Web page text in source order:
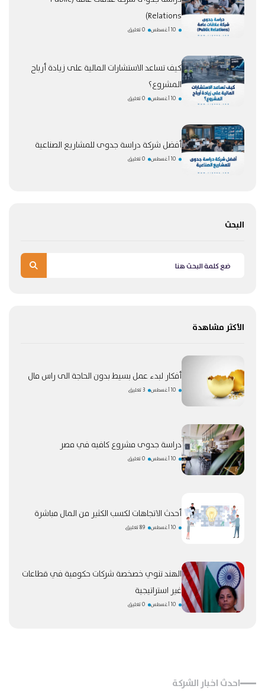
Relations)
10 أغسطس 0 تعليق
كيف تساعد الاستشارات المالية على زيادة أرباح
المشروع؟
10 أغسطس 0 تعليق
أفضل شركة دراسة جدوى للمشاريع الصناعية
10 أغسطس 0 تعليق
البحث
الأكثر مشاهدة
أفكار لبدء عمل بسيط بدون الحاجة الى راس مال
10 أغسطس 3 تعليق
دراسة جدوى مشروع كافيه في مصر
10 أغسطس 0 تعليق
أحدث الاتجاهات لكسب الكثير من المال مباشرة
10 أغسطس 89 تعليق
الهند تنوي خصخصة شركات حكومية في قطاعات
غير استراتيجية
10 أغسطس 0 تعليق
احدث اخبار الشركة